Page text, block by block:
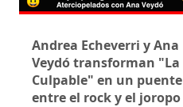
Andrea Echeverri y Ana
Veydó transforman "La
Culpable" en un puente
entre el rock y el joropo